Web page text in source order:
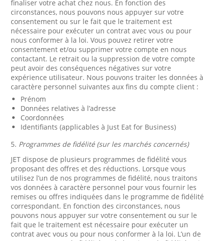
finaliser votre achat chez nous. En fonction des
circonstances, nous pouvons nous appuyer sur votre
consentement ou sur le fait que le traitement est
nécessaire pour exécuter un contrat avec vous ou pour
nous conformer à la loi. Vous pouvez retirer votre
consentement et/ou supprimer votre compte en nous
contactant. Le retrait ou la suppression de votre compte
peut avoir des conséquences négatives sur votre
expérience utilisateur. Nous pouvons traiter les données à
caractère personnel suivantes aux fins du compte client :
Prénom
Données relatives à l’adresse
Coordonnées
Identifiants (applicables à Just Eat for Business)
5. Programmes de fidélité (sur les marchés concernés)
JET dispose de plusieurs programmes de fidélité vous
proposant des offres et des réductions. Lorsque vous
utilisez l’un de nos programmes de fidélité, nous traitons
vos données à caractère personnel pour vous fournir les
remises ou offres indiquées dans le programme de fidélité
correspondant. En fonction des circonstances, nous
pouvons nous appuyer sur votre consentement ou sur le
fait que le traitement est nécessaire pour exécuter un
contrat avec vous ou pour nous conformer à la loi. L’un de